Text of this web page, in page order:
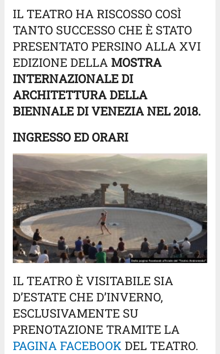
IL TEATRO HA RISCOSSO COSÌ
TANTO SUCCESSO CHE È STATO
PRESENTATO PERSINO ALLA XVI
EDIZIONE DELLA MOSTRA
INTERNAZIONALE DI
ARCHITETTURA DELLA
BIENNALE DI VENEZIA NEL 2018.
INGRESSO ED ORARI
IL TEATRO È VISITABILE SIA
D’ESTATE CHE D’INVERNO,
ESCLUSIVAMENTE SU
PRENOTAZIONE TRAMITE LA
PAGINA FACEBOOK DEL TEATRO.